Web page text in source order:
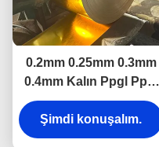
0.2mm 0.25mm 0.3mm
0.4mm Kalın Ppgl Ppgi
Boyalı Çelik Rulo Çatı
İçin
Şimdi konuşalım.